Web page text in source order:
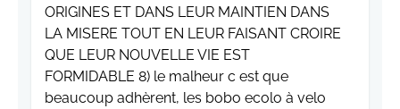
ORIGINES ET DANS LEUR MAINTIEN DANS
LA MISERE TOUT EN LEUR FAISANT CROIRE
QUE LEUR NOUVELLE VIE EST
FORMIDABLE 8) le malheur c est que
beaucoup adhèrent, les bobo ecolo à velo